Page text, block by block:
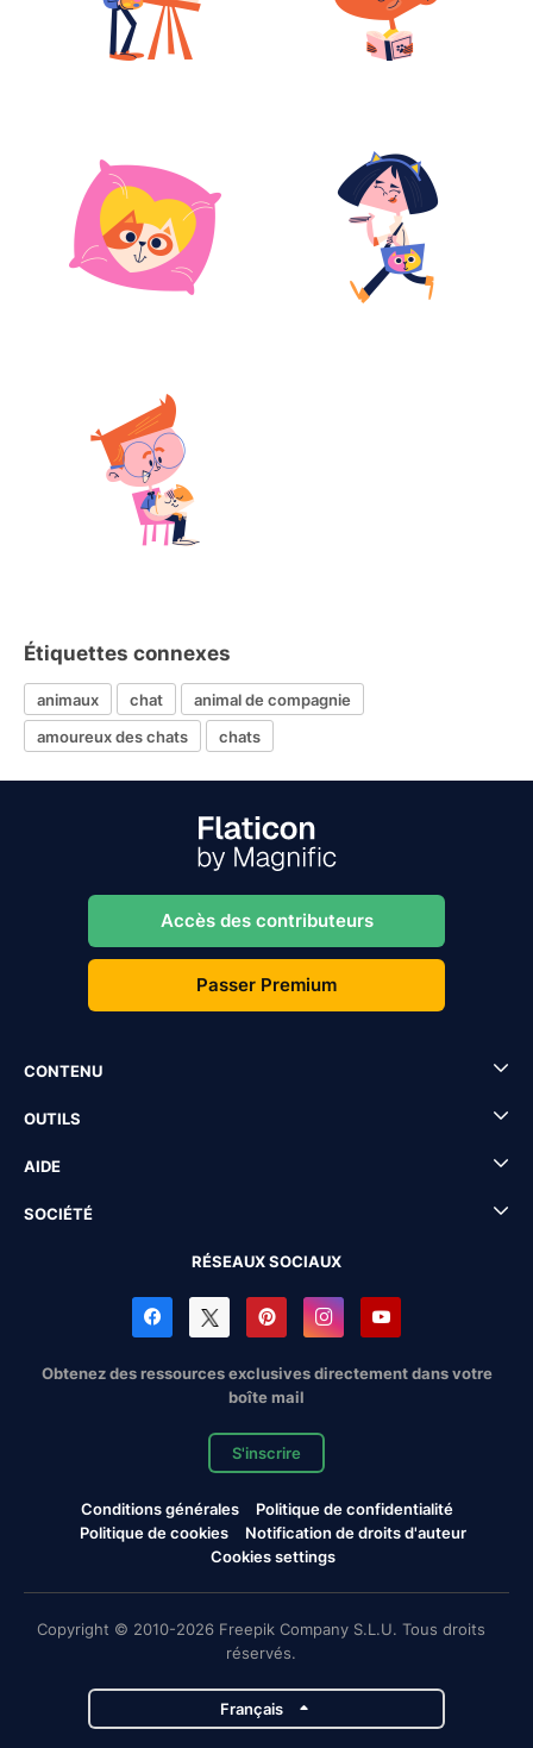
Étiquettes connexes
animaux chat
animal de compagnie
amoureux des chats
chats
Accès des contributeurs
Passer Premium
CONTENU
OUTILS
AIDE
SOCIÉTÉ
RÉSEAUX SOCIAUX
Obtenez des ressources exclusives directement dans votre
boîte mail
S'inscrire
Conditions générales
Politique de confidentialité
Politique de cookies
Notification de droits d'auteur
Cookies settings
Copyright © 2010-2026 Freepik Company S.L.U. Tous droits
réservés.
Français